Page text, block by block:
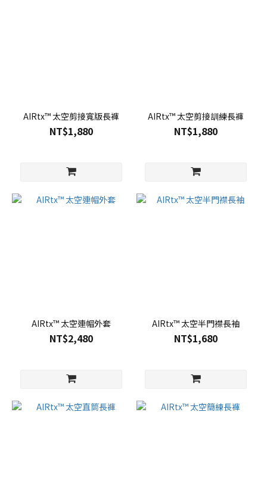
AIRtx™ 太空剪接寬版長褲
NT$1,880
AIRtx™ 太空剪接訓練長褲
NT$1,880
AIRtx™ 太空連帽外套
NT$2,480
AIRtx™ 太空半門襟長袖
NT$1,680